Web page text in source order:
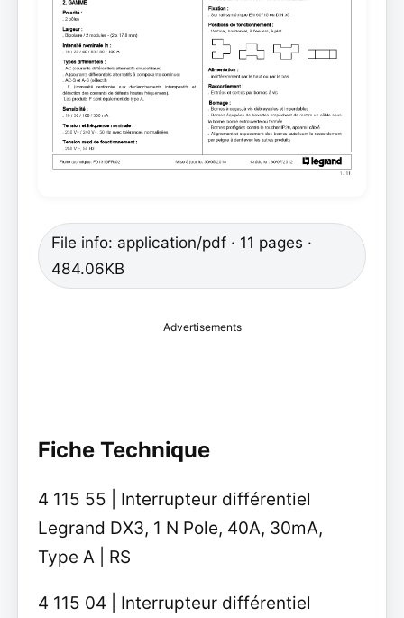
File info: application/pdf · 11 pages ·
484.06KB
Advertisements
Fiche Technique
4 115 55 | Interrupteur différentiel
Legrand DX3, 1 N Pole, 40A, 30mA,
Type A | RS
4 115 04 | Interrupteur différentiel